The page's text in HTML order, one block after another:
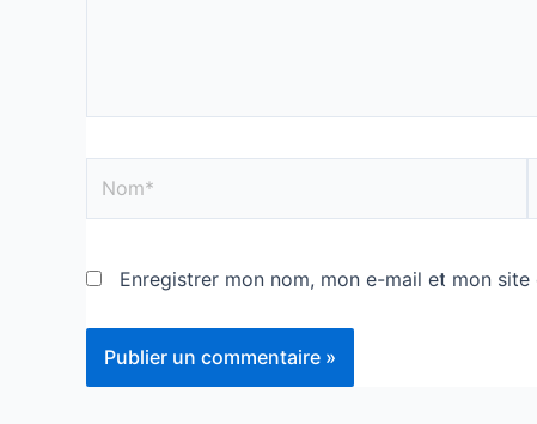
Enregistrer mon nom, mon e-mail et mon